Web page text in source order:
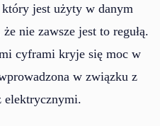
jest użyty w danym
nie zawsze jest to regułą.
cyframi kryje się moc w
w związku z
elektrycznymi.